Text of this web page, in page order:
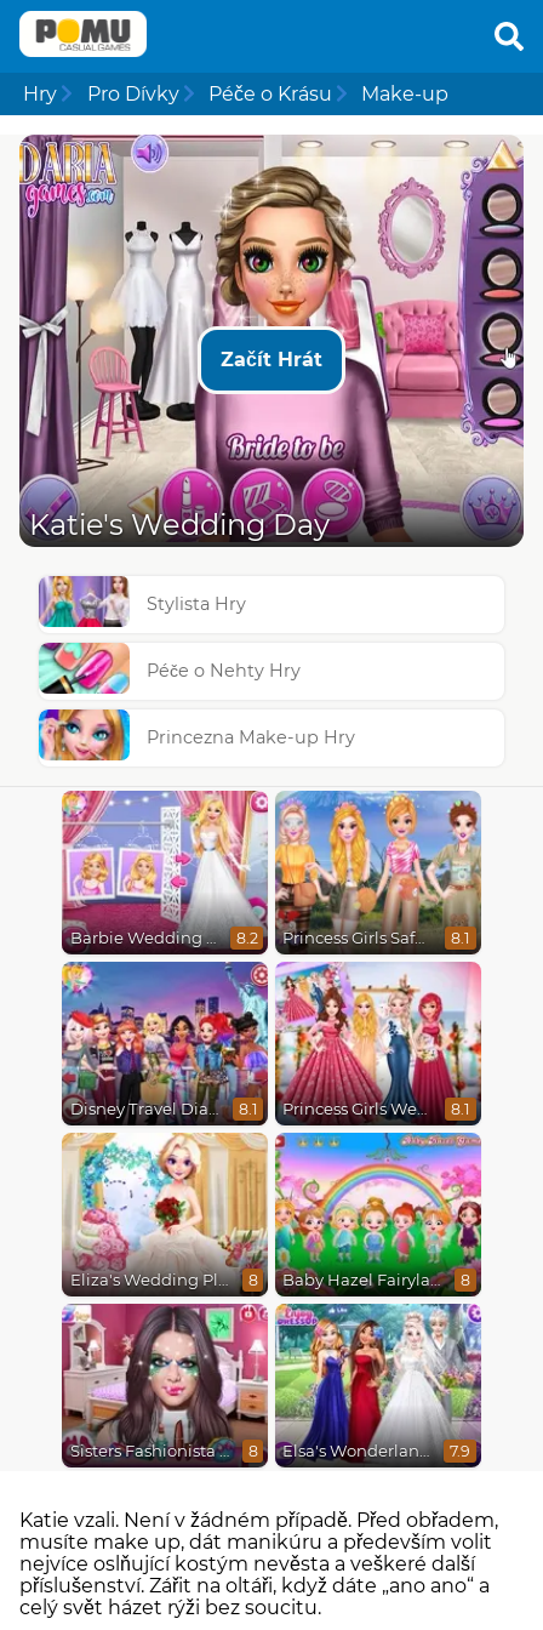
Hry Pro Dívky Péče o Krásu Make-up
Začít Hrát
Katie's Wedding Day
Stylista Hry
Péče o Nehty Hry
Princezna Make-up Hry
Barbie Wedding Fun 8.2 Princess Girls Safari Trip 8.1
Disney Travel Diaries: City Break 8.1 Princess Girls Wedding Trip 8.1
Eliza's Wedding Planner 8 Baby Hazel Fairyland Ballet 8
Sisters Fashionista Makeup 8 Elsa's Wonderland Wedding 7.9
Katie vzali. Není v žádném případě. Před obřadem,
musíte make up, dát manikúru a především volit
nejvíce oslňující kostým nevěsta a veškeré další
příslušenství. Zářit na oltáři, když dáte „ano ano“ a
celý svět házet rýži bez soucitu.